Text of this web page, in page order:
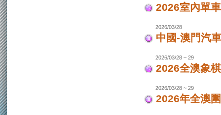
2026室內單
2026/03/28
中國-澳門汽
2026/03/28 ~ 29
2026全澳象
2026/03/28 ~ 29
2026年全澳